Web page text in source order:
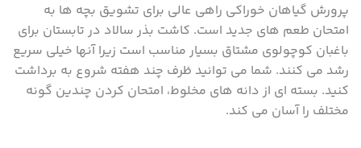
پرورش گیاهان خوراکی راهی عالی برای تشویق بچه ها به
امتحان طعم های جدید است. کاشت بذر سالاد در تابستان برای
باغبان کوچولوی مشتاق بسیار مناسب است زیرا آنها خیلی سریع
رشد می کنند. شما می توانید ظرف چند هفته شروع به برداشت
کنید. بسته ای از دانه های مخلوط، امتحان کردن چندین گونه
مختلف را آسان می کند.